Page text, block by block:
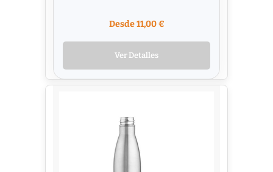
Desde 11,00 €
Ver Detalles